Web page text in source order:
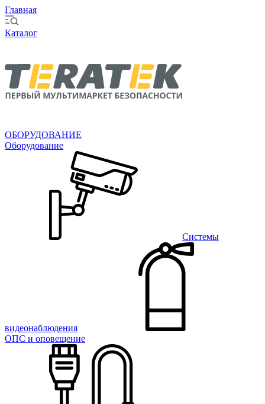
Главная
Каталог
ОБОРУДОВАНИЕ
Оборудование
Системы
видеонаблюдения
ОПС и оповещение